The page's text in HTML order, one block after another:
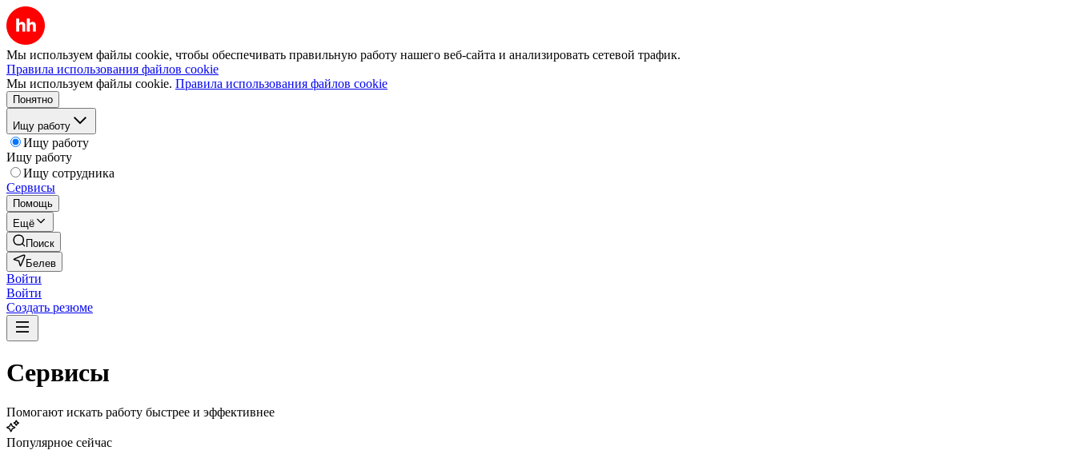
Мы используем файлы cookie, чтобы обеспечивать правильную работу нашего веб-сайта и анализировать сетевой трафик.
Правила использования файлов cookie
Мы используем файлы cookie. Правила использования файлов cookie
Понятно
Ищу работу
Ищу работу
Ищу работу
Ищу сотрудника
Сервисы
Помощь
Ещё
Поиск
Белев
Войти
Войти
Создать резюме
Сервисы
Помогают искать работу быстрее и эффективнее
Популярное сейчас